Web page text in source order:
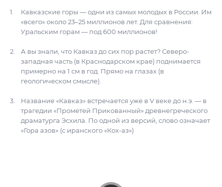
Кавказские горы — одни из самых молодых в России. Им
«всего» около 23–25 миллионов лет. Для сравнения:
Уральским горам — под 600 миллионов!
А вы знали, что Кавказ до сих пор растет? Северо-
западная часть (в Краснодарском крае) поднимается
примерно на 1 см в год. Прямо на глазах (в
геологическом смысле).
Название «Кавказ» встречается уже в V веке до н.э. — в
трагедии «Прометей Прикованный» древнегреческого
драматурга Эсхила. По одной из версий, слово означает
«Гора азов» (с иранского «Кох-аз»)